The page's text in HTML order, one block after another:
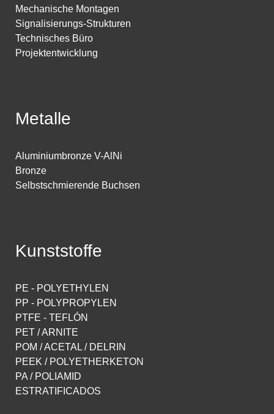
Mechanische Montagen
Signalisierungs-Strukturen
Technisches Büro
Projektentwicklung
Metalle
Aluminiumbronze V-AlNi
Bronze
Selbstschmierende Buchsen
Kunststoffe
PE - POLYETHYLEN
PP - POLYPROPYLEN
PTFE - TEFLÓN
PET / ARNITE
POM / ACETAL / DELRIN
PEEK / POLYETHERKETON
PA / POLIAMID
ESTRATIFICADOS